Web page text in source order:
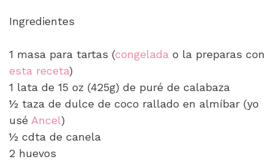
Ingredientes
1 masa para tartas (congelada o la preparas con
esta receta)
1 lata de 15 oz (425g) de puré de calabaza
½ taza de dulce de coco rallado en almíbar (yo
usé Ancel)
½ cdta de canela
2 huevos